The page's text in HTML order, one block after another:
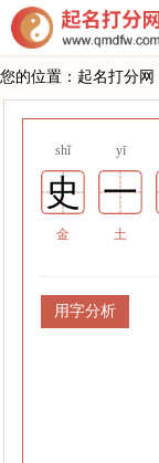
您的位置： 起名打分网
shǐ yī
史 一
金 土
用字分析